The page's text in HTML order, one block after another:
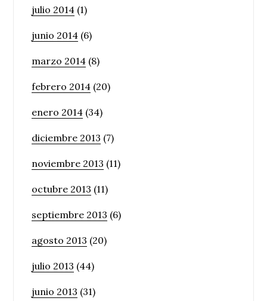
julio 2014 (1)
junio 2014 (6)
marzo 2014 (8)
febrero 2014 (20)
enero 2014 (34)
diciembre 2013 (7)
noviembre 2013 (11)
octubre 2013 (11)
septiembre 2013 (6)
agosto 2013 (20)
julio 2013 (44)
junio 2013 (31)